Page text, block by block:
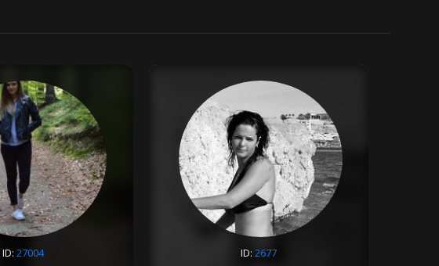
ID: 27004 ID:2677